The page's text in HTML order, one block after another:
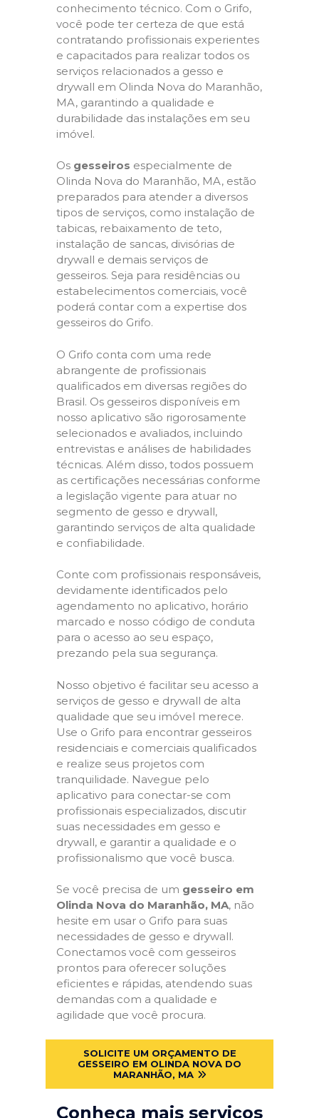
conhecimento técnico. Com o Grifo,
você pode ter certeza de que está
contratando profissionais experientes
e capacitados para realizar todos os
serviços relacionados a gesso e
drywall em Olinda Nova do Maranhão,
MA, garantindo a qualidade e
durabilidade das instalações em seu
imóvel.
Os gesseiros especialmente de
Olinda Nova do Maranhão, MA, estão
preparados para atender a diversos
tipos de serviços, como instalação de
tabicas, rebaixamento de teto,
instalação de sancas, divisórias de
drywall e demais serviços de
gesseiros. Seja para residências ou
estabelecimentos comerciais, você
poderá contar com a expertise dos
gesseiros do Grifo.
O Grifo conta com uma rede
abrangente de profissionais
qualificados em diversas regiões do
Brasil. Os gesseiros disponíveis em
nosso aplicativo são rigorosamente
selecionados e avaliados, incluindo
entrevistas e análises de habilidades
técnicas. Além disso, todos possuem
as certificações necessárias conforme
a legislação vigente para atuar no
segmento de gesso e drywall,
garantindo serviços de alta qualidade
e confiabilidade.
Conte com profissionais responsáveis,
devidamente identificados pelo
agendamento no aplicativo, horário
marcado e nosso código de conduta
para o acesso ao seu espaço,
prezando pela sua segurança.
Nosso objetivo é facilitar seu acesso a
serviços de gesso e drywall de alta
qualidade que seu imóvel merece.
Use o Grifo para encontrar gesseiros
residenciais e comerciais qualificados
e realize seus projetos com
tranquilidade. Navegue pelo
aplicativo para conectar-se com
profissionais especializados, discutir
suas necessidades em gesso e
drywall, e garantir a qualidade e o
profissionalismo que você busca.
Se você precisa de um gesseiro em
Olinda Nova do Maranhão, MA, não
hesite em usar o Grifo para suas
necessidades de gesso e drywall.
Conectamos você com gesseiros
prontos para oferecer soluções
eficientes e rápidas, atendendo suas
demandas com a qualidade e
agilidade que você procura.
SOLICITE UM ORÇAMENTO DE
GESSEIRO EM OLINDA NOVA DO
MARANHÃO, MA
Conheça mais serviços